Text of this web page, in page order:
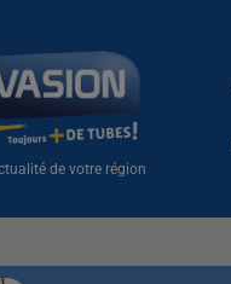
de votre région